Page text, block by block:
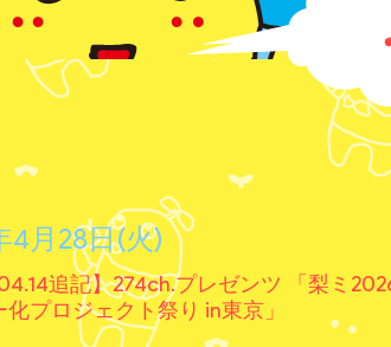
4月28日(火)
追記】274ch.プレゼンツ 「梨ミ
プロジェクト祭り in東京」